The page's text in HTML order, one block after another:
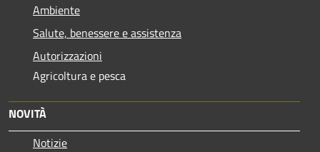
Ambiente
Salute, benessere e assistenza
Autorizzazioni
Agricoltura e pesca
NOVITÀ
Notizie